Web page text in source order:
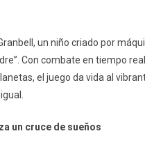
un niño criado por
Con combate en tiempo
el juego da vida al
un cruce de sueños